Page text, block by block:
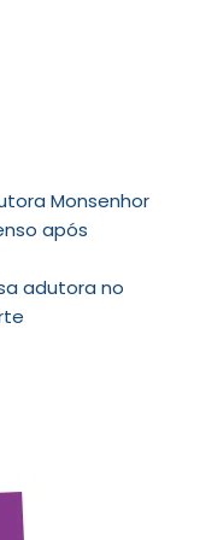
Monsenhor
após
adutora no